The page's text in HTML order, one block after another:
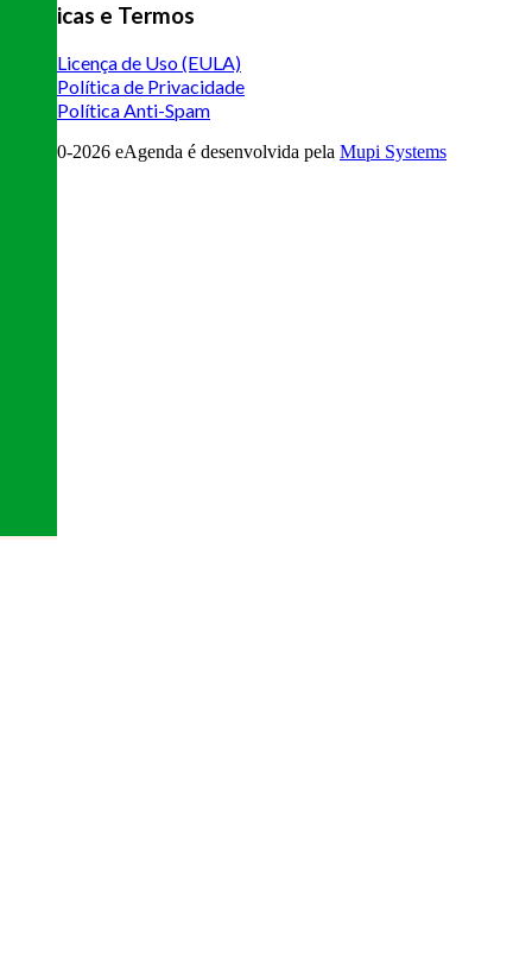
Políticas e Termos
Licença de Uso (EULA)
Política de Privacidade
Política Anti-Spam
© 2020-2026 eAgenda é desenvolvida pela Mupi Systems